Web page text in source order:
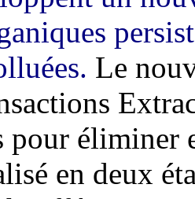
Le
pour éliminer
en deux